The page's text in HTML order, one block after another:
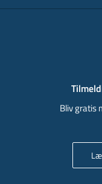
Bliv gratis